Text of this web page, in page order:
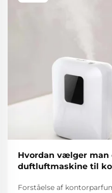
Hvordan vælger man
duftluftmaskine til
Forståelse af